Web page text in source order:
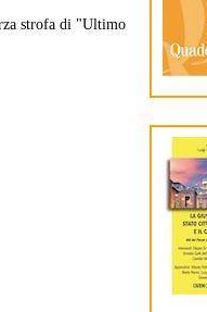
strofa di "Ultimo